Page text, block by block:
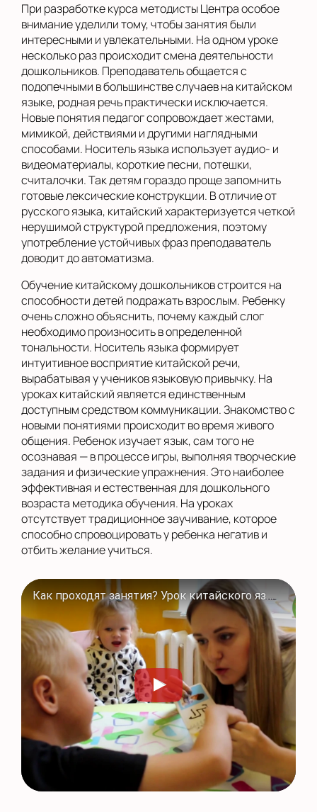
При разработке курса методисты Центра особое
внимание уделили тому, чтобы занятия были
интересными и увлекательными. На одном уроке
несколько раз происходит смена деятельности
дошкольников. Преподаватель общается с
подопечными в большинстве случаев на китайском
языке, родная речь практически исключается.
Новые понятия педагог сопровождает жестами,
мимикой, действиями и другими наглядными
способами. Носитель языка использует аудио- и
видеоматериалы, короткие песни, потешки,
считалочки. Так детям гораздо проще запомнить
готовые лексические конструкции. В отличие от
русского языка, китайский характеризуется четкой
нерушимой структурой предложения, поэтому
употребление устойчивых фраз преподаватель
доводит до автоматизма.
Обучение китайскому дошкольников строится на
способности детей подражать взрослым. Ребенку
очень сложно объяснить, почему каждый слог
необходимо произносить в определенной
тональности. Носитель языка формирует
интуитивное восприятие китайской речи,
вырабатывая у учеников языковую привычку. На
уроках китайский является единственным
доступным средством коммуникации. Знакомство с
новыми понятиями происходит во время живого
общения. Ребенок изучает язык, сам того не
осознавая — в процессе игры, выполняя творческие
задания и физические упражнения. Это наиболее
эффективная и естественная для дошкольного
возраста методика обучения. На уроках
отсутствует традиционное заучивание, которое
способно спровоцировать у ребенка негатив и
отбить желание учиться.
Как проходят занятия? Урок китайского языка в Полиглотиках